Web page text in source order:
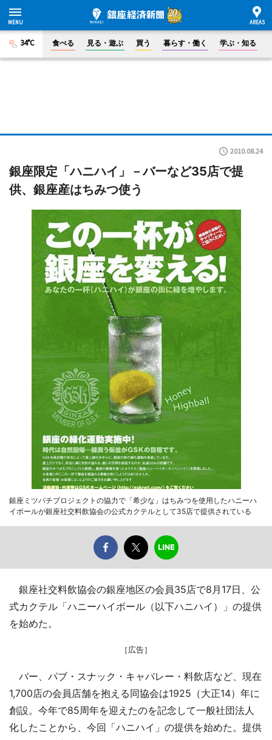
34°C 食べる 見る・遊ぶ 買う 暮らす・働く 学ぶ・知る
2010.08.24
銀座限定「ハニハイ」－バーなど35店で提
供、銀座産はちみつ使う
銀座ミツバチプロジェクトの協力で「希少な」はちみつを使用したハニーハ
イボールが銀座社交料飲協会の公式カクテルとして35店で提供されている
銀座社交料飲協会の銀座地区の会員35店で8月17日、公
式カクテル「ハニーハイボール（以下ハニハイ）」の提供
を始めた。
［広告］
バー、パブ・スナック・キャバレー・料飲店など、現在
1,700店の会員店舗を抱える同協会は1925（大正14）年に
創設。今年で85周年を迎えたのを記念して一般社団法人
化したことから、今回「ハニハイ」の提供を始めた。提供